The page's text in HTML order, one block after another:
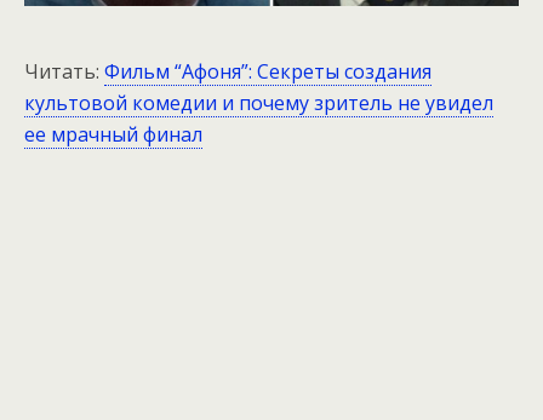
Читать: Фильм “Афоня”: Секреты создания
культовой комедии и почему зритель не увидел
ее мрачный финал